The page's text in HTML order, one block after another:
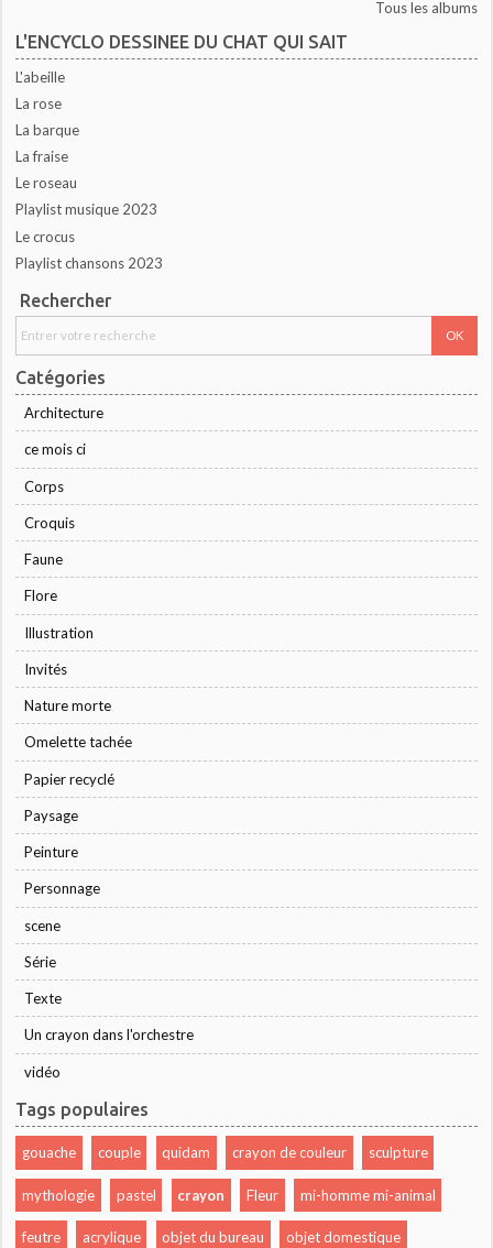
Tous les albums
L'ENCYCLO DESSINEE DU CHAT QUI SAIT
L'abeille
La rose
La barque
La fraise
Le roseau
Playlist musique 2023
Le crocus
Playlist chansons 2023
Rechercher
Catégories
Architecture
ce mois ci
Corps
Croquis
Faune
Flore
Illustration
Invités
Nature morte
Omelette tachée
Papier recyclé
Paysage
Peinture
Personnage
scene
Série
Texte
Un crayon dans l'orchestre
vidéo
Tags populaires
gouache couple quidam crayon de couleur sculpture
mythologie pastel crayon Fleur mi-homme mi-animal
feutre acrylique objet du bureau objet domestique